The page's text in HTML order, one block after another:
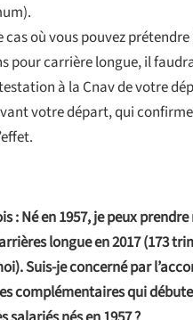
cas où vous pouvez
pour carrière longue, il
à la Cnav de votre
votre départ, qui
: Né en 1957, je peux
longue en 2017 (173
Suis-je concerné par
complémentaires qui débute